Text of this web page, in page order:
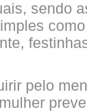
sendo
pelo